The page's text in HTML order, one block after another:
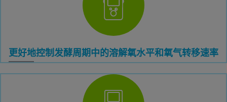
更好地控制发酵周期中的溶解氧水平和氧气转移速率